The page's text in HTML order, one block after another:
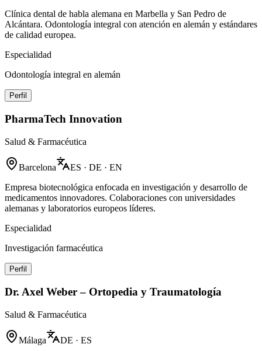
Clínica dental de habla alemana en Marbella y San Pedro de
Alcántara. Odontología integral con atención en alemán y estándares
de calidad europea.
Especialidad
Odontología integral en alemán
Perfil
PharmaTech Innovation
Salud & Farmacéutica
Barcelona
ES · DE · EN
Empresa biotecnológica enfocada en investigación y desarrollo de
medicamentos innovadores. Colaboraciones con universidades
alemanas y laboratorios europeos líderes.
Especialidad
Investigación farmacéutica
Perfil
Dr. Axel Weber – Ortopedia y Traumatología
Salud & Farmacéutica
Málaga DE · ES